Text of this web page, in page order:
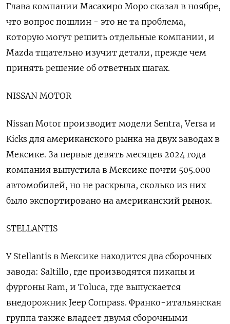
Глава компании Масахиро Моро сказал в ноябре,
что вопрос пошлин - это не та проблема,
которую могут решить отдельные компании, и
Mazda тщательно изучит детали, прежде чем
принять решение об ответных шагах.
NISSAN MOTOR
Nissan Motor производит модели Sentra, Versa и
Kicks для американского рынка на двух заводах в
Мексике. За первые девять месяцев 2024 года
компания выпустила в Мексике почти 505.000
автомобилей, но не раскрыла, сколько из них
было экспортировано на американский рынок.
STELLANTIS
У Stellantis в Мексике находится два сборочных
завода: Saltillo, где производятся пикапы и
фургоны Ram, и Toluca, где выпускается
внедорожник Jeep Compass. Франко-итальянская
группа также владеет двумя сборочными